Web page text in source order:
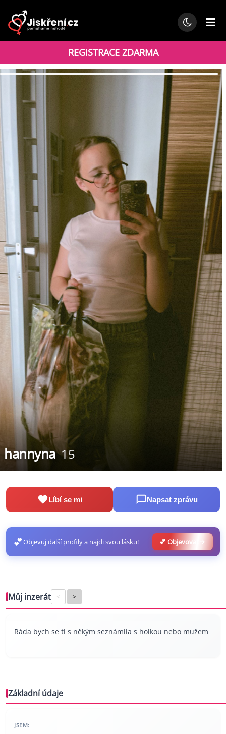
REGISTRACE ZDARMA
hannyna 15
Líbí se mi Napsat zprávu
💕Objevuj další profily a najdi svou lásku! 💕 Objevovat
Můj inzerát < >
Ráda bych se ti s někým seznámila s holkou nebo mužem
Základní údaje
JSEM: